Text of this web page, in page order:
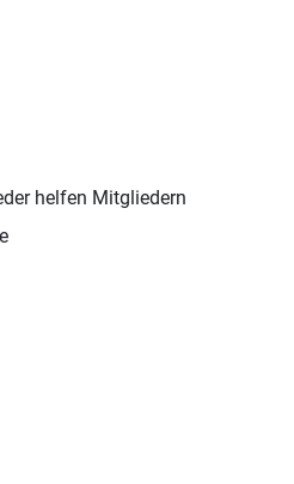
helfen Mitgliedern